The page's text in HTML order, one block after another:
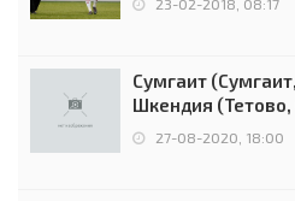
Сумгаит
Шкендия
0:2 (0:0)
27-08-2020, 18:00